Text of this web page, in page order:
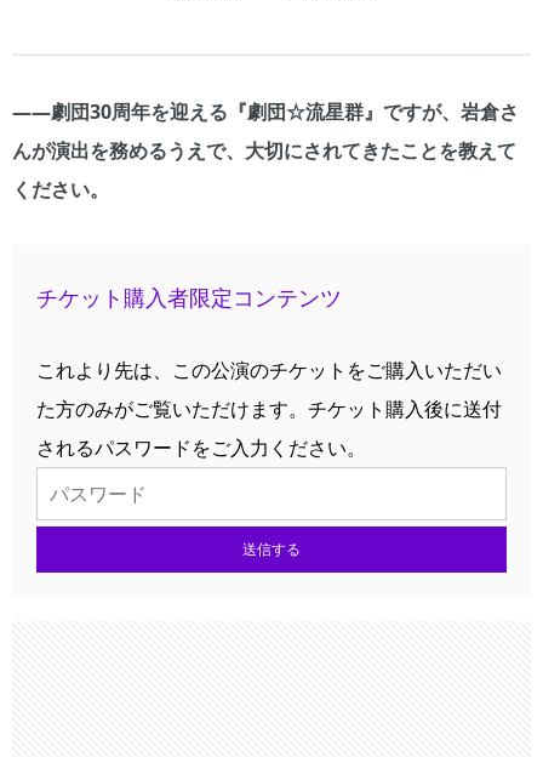
――劇団30周年を迎える『劇団☆流星群』ですが、岩倉さ
んが演出を務めるうえで、大切にされてきたことを教えて
ください。
チケット購入者限定コンテンツ
これより先は、この公演のチケットをご購入いただい
た方のみがご覧いただけます。チケット購入後に送付
されるパスワードをご入力ください。
送信する